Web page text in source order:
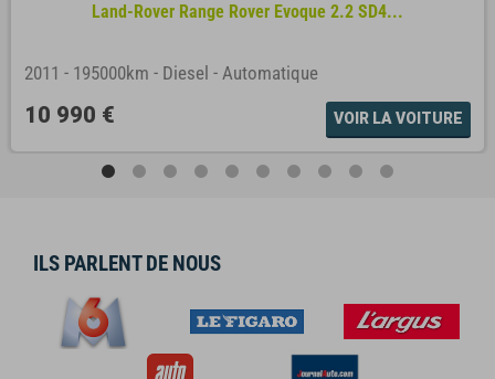
Land-Rover Range Rover Evoque 2.2 SD4...
2011 - 195000km - Diesel - Automatique
10 990 € VOIR LA VOITURE
ILS PARLENT DE NOUS